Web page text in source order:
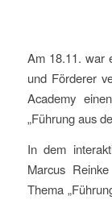
Am 18.11. war
und Förderer
Academy
„Führung aus
In dem
Marcus
Thema